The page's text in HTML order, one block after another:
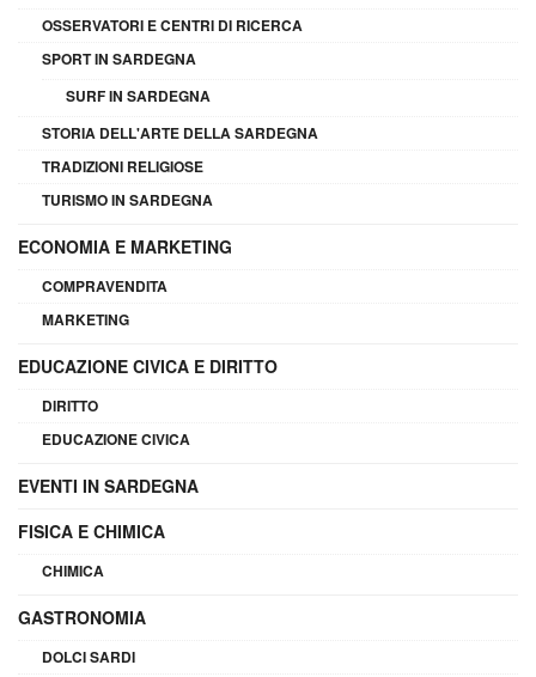
OSSERVATORI E CENTRI DI RICERCA
SPORT IN SARDEGNA
SURF IN SARDEGNA
STORIA DELL'ARTE DELLA SARDEGNA
TRADIZIONI RELIGIOSE
TURISMO IN SARDEGNA
ECONOMIA E MARKETING
COMPRAVENDITA
MARKETING
EDUCAZIONE CIVICA E DIRITTO
DIRITTO
EDUCAZIONE CIVICA
EVENTI IN SARDEGNA
FISICA E CHIMICA
CHIMICA
GASTRONOMIA
DOLCI SARDI